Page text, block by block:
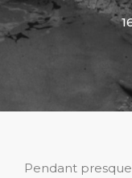
Pendant